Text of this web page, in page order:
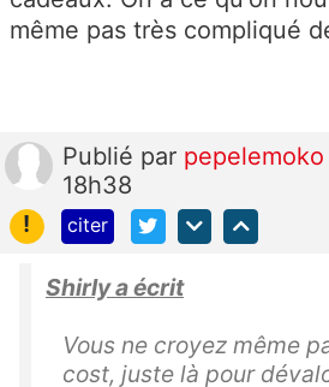
même pas très compliqué
Publié par pepelemoko
18h38
!
citer
Shirly a écrit
Vous ne croyez même
cost, juste là pour